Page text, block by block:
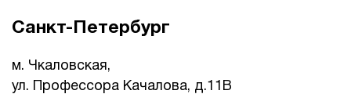
Санкт-Петербург
м. Чкаловская,
ул. Профессора Качалова, д.11B